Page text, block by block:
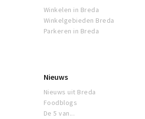
Winkelen in Breda
Winkelgebieden Breda
Parkeren in Breda
Nieuws
Nieuws uit Breda
Foodblogs
De 5 van...